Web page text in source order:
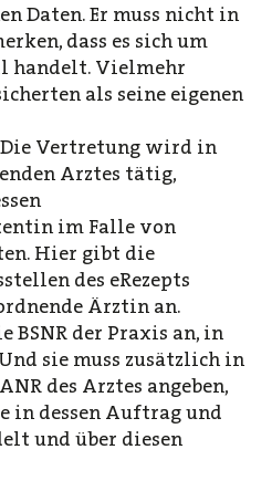
Daten. Er muss nicht in
dass es sich um
handelt. Vielmehr
als seine eigenen
Die Vertretung wird in
Arztes tätig,
im Falle von
Hier gibt die
des eRezepts
Ärztin an.
der Praxis an, in
sie muss zusätzlich in
des Arztes angeben,
in dessen Auftrag und
und über diesen